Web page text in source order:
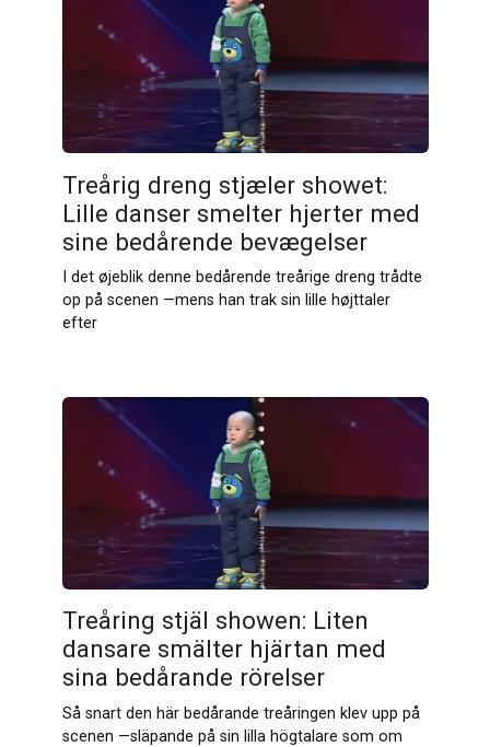
Treårig dreng stjæler showet:
Lille danser smelter hjerter med
sine bedårende bevægelser
I det øjeblik denne bedårende treårige dreng trådte
op på scenen —mens han trak sin lille højttaler
efter
Treåring stjäl showen: Liten
dansare smälter hjärtan med
sina bedårande rörelser
Så snart den här bedårande treåringen klev upp på
scenen —släpande på sin lilla högtalare som om